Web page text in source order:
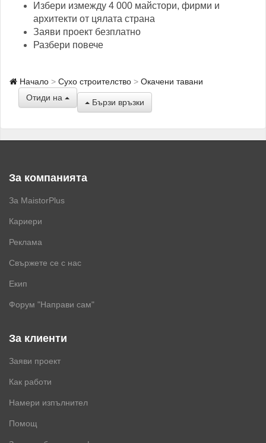
Избери измежду 4 000 майстори, фирми и
архитекти от цялата страна
Заяви проект безплатно
Разбери повече
Начало Сухо строителство
Окачени тавани
Отиди на
Бързи връзки
За компанията
За MaistorPlus
Кариери
Реклама
Свържете се с нас
Екип
Форум "Направи сам"
За клиенти
Заяви проект
Как работи
Намери изпълнител
Помощ